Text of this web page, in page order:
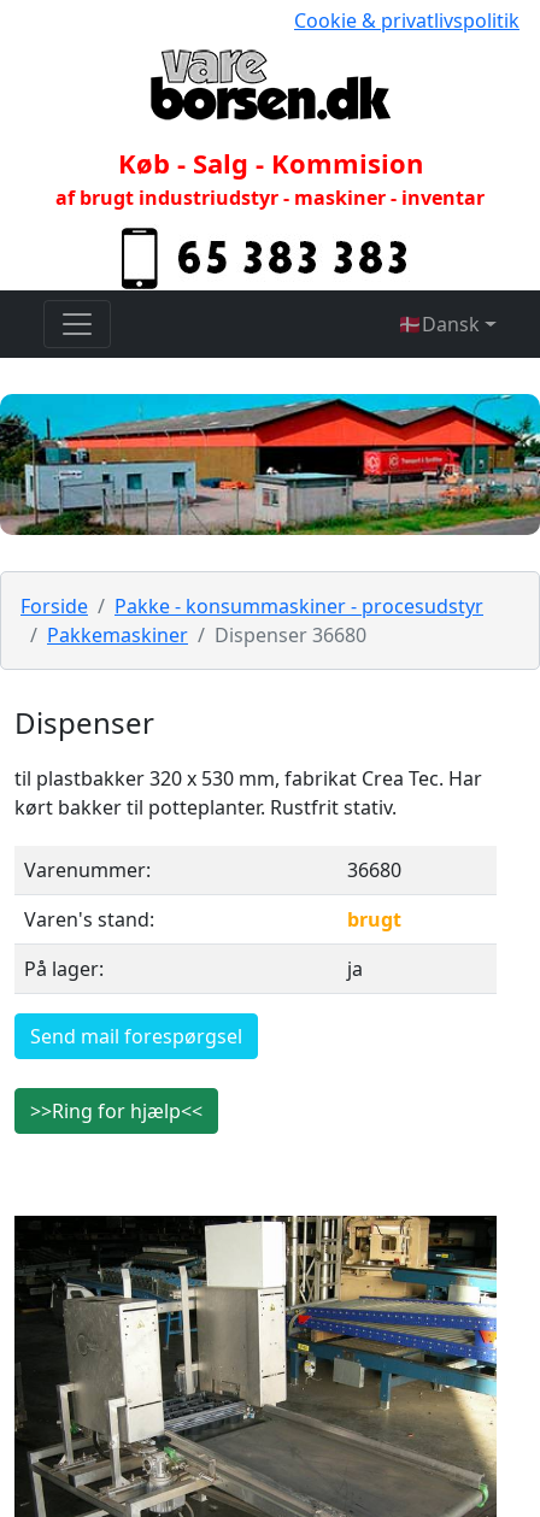
Cookie & privatlivspolitik
Køb - Salg - Kommision
af brugt industriudstyr - maskiner - inventar
🇩🇰Dansk
Forside
Pakke - konsummaskiner - procesudstyr
Pakkemaskiner
Dispenser 36680
Dispenser
til plastbakker 320 x 530 mm, fabrikat Crea Tec. Har
kørt bakker til potteplanter. Rustfrit stativ.
Varenummer:
36680
Varen's stand:
brugt
På lager:
ja
Send mail forespørgsel
>>Ring for hjælp<<